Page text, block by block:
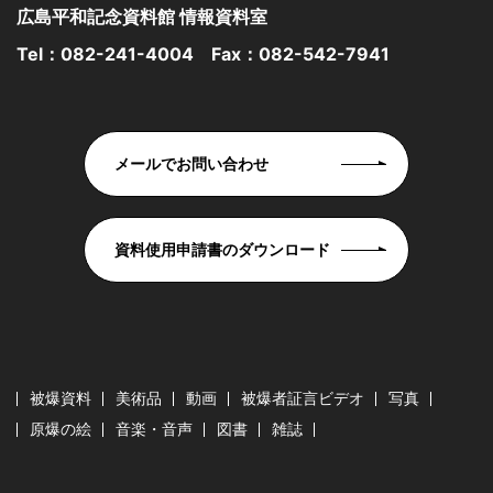
広島平和記念資料館 情報資料室
Tel： 082-241-4004 Fax：082-542-7941
メールでお問い合わせ
資料使用申請書のダウンロード
被爆資料 美術品 動画 被爆者証言ビデオ
写真
原爆の絵
音楽・音声 図書 雑誌